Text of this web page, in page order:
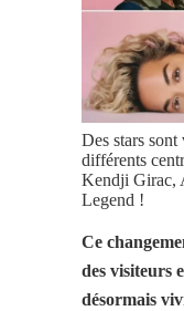
Des stars sont
différents
Kendji Girac,
Legend !
Ce
des visiteurs
désormais